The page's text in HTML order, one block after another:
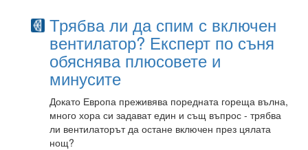
Трябва ли да спим с включен
вентилатор? Експерт по съня
обяснява плюсовете и
минусите
Докато Европа преживява поредната гореща вълна,
много хора си задават един и същ въпрос - трябва
ли вентилаторът да остане включен през цялата
нощ?